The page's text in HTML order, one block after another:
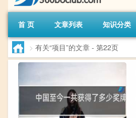
首 页 文章列表 知识分类
> 有关“项目”的文章 - 第22页